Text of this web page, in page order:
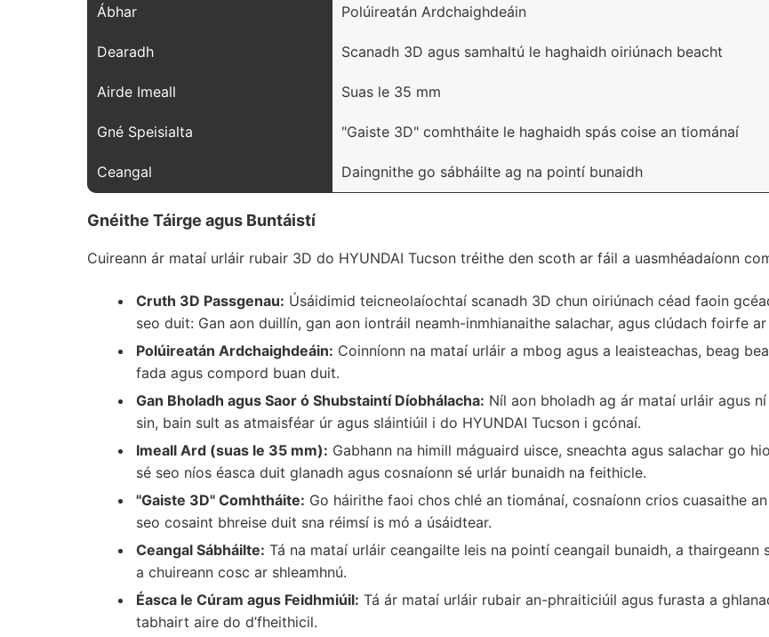
Ábhar Polúireatán Ardchaighdeáin
Dearadh Scanadh 3D agus samhaltú le haghaidh oiriúnach beacht
Airde Imeall Suas le 35 mm
Gné Speisialta "Gaiste 3D" comhtháite le haghaidh spás coise an tiománaí
Ceangal Daingnithe go sábháilte ag na pointí bunaidh
Gnéithe Táirge agus Buntáistí
Cuireann ár mataí urláir rubair 3D do HYUNDAI Tucson tréithe den scoth ar fáil a uasmhéadaíonn
Cruth 3D Passgenau: Úsáidimid teicneolaíochtaí scanadh 3D chun oiriúnach céad faoin
seo duit: Gan aon duillín, gan aon iontráil neamh-inmhianaithe salachar, agus clúdach foirfe
Polúireatán Ardchaighdeáin: Coinníonn na mataí urláir a mbog agus a leaisteachas, beag
fada agus compord buan duit.
Gan Bholadh agus Saor ó Shubstaintí Díobhálacha: Níl aon bholadh ag ár mataí urláir agus
sin, bain sult as atmaisféar úr agus sláintiúil i do HYUNDAI Tucson i gcónaí.
Imeall Ard (suas le 35 mm): Gabhann na himill máguaird uisce, sneachta agus salachar go
sé seo níos éasca duit glanadh agus cosnaíonn sé urlár bunaidh na feithicle.
"Gaiste 3D" Comhtháite: Go háirithe faoi chos chlé an tiománaí, cosnaíonn crios cuasaithe
seo cosaint bhreise duit sna réimsí is mó a úsáidtear.
Ceangal Sábháilte: Tá na mataí urláir ceangailte leis na pointí ceangail bunaidh, a
a chuireann cosc ar shleamhnú.
Éasca le Cúram agus Feidhmiúil: Tá ár mataí urláir rubair an-phraiticiúil agus furasta a
tabhairt aire do d’fheithicil.